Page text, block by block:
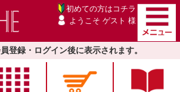
初めての方は コチラ
ようこそ ゲスト 様
登録・ログイン後に表示されます。